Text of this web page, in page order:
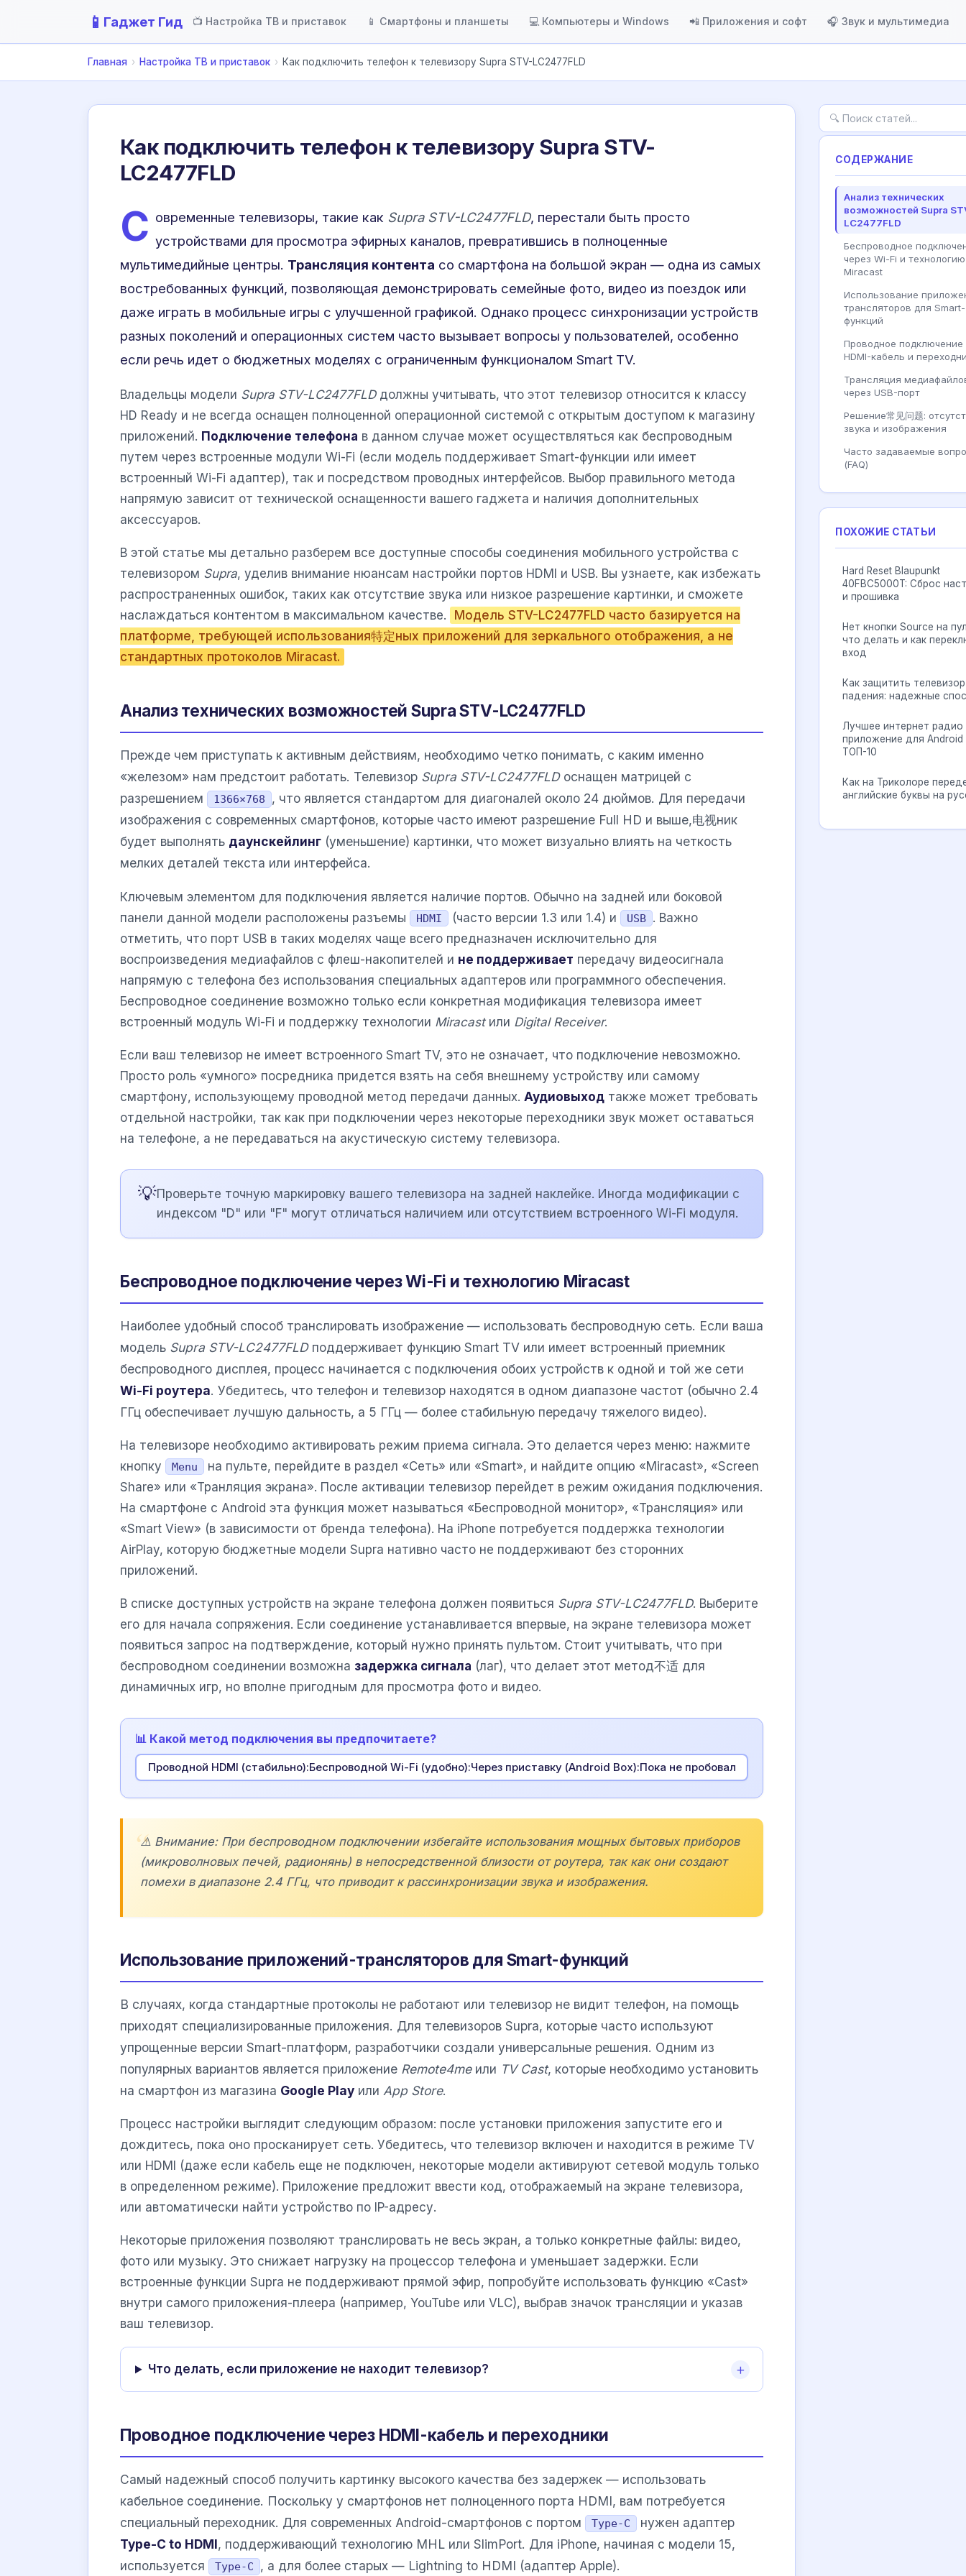
📱 Гаджет Гид 📺 Настройка ТВ и приставок 📱 Смартфоны и планшеты 💻 Компьютеры и Windows 📲 Приложения и софт 🎧 Звук и мультимедиа
Главная › Настройка ТВ и приставок › Как подключить телефон к телевизору Supra STV-LC2477FLD
Как подключить телефон к телевизору Supra STV-
LC2477FLD
С овременные телевизоры, такие как Supra STV-LC2477FLD, перестали быть просто
устройствами для просмотра эфирных каналов, превратившись в полноценные
мультимедийные центры. Трансляция контента со смартфона на большой экран — одна из самых
востребованных функций, позволяющая демонстрировать семейные фото, видео из поездок или
даже играть в мобильные игры с улучшенной графикой. Однако процесс синхронизации устройств
разных поколений и операционных систем часто вызывает вопросы у пользователей, особенно
если речь идет о бюджетных моделях с ограниченным функционалом Smart TV.
Владельцы модели Supra STV-LC2477FLDдолжны учитывать, что этот телевизор относится к классу
HD Ready и не всегда оснащен полноценной операционной системой с открытым доступом к магазину
приложений. Подключение телефона в данном случае может осуществляться как беспроводным
путем через встроенные модули Wi-Fi (если модель поддерживает Smart-функции или имеет
встроенный Wi-Fi адаптер), так и посредством проводных интерфейсов. Выбор правильного метода
напрямую зависит от технической оснащенности вашего гаджета и наличия дополнительных
аксессуаров.
В этой статье мы детально разберем все доступные способы соединения мобильного устройства с
телевизором Supra, уделив внимание нюансам настройки портов HDMI и USB. Вы узнаете, как избежать
распространенных ошибок, таких как отсутствие звука или низкое разрешение картинки, и сможете
наслаждаться контентом в максимальном качестве.
Модель STV-LC2477FLD часто базируется на
платформе, требующей использования特定ных приложений для зеркального отображения, а не
стандартных протоколов Miracast.
Анализ технических возможностей Supra STV-LC2477FLD
Прежде чем приступать к активным действиям, необходимо четко понимать, с каким именно
«железом» нам предстоит работать. Телевизор Supra STV-LC2477FLDоснащен матрицей с
разрешением
1366×768
, что является стандартом для диагоналей около 24 дюймов. Для передачи
изображения с современных смартфонов, которые часто имеют разрешение Full HD и выше,电视ник
будет выполнять даунскейлинг (уменьшение) картинки, что может визуально влиять на четкость
мелких деталей текста или интерфейса.
Ключевым элементом для подключения является наличие портов. Обычно на задней или боковой
панели данной модели расположены разъемы
HDMI (часто версии 1.3 или 1.4) и USB . Важно
отметить, что порт USB в таких моделях чаще всего предназначен исключительно для
воспроизведения медиафайлов с флеш-накопителей и не поддерживает передачу видеосигнала
напрямую с телефона без использования специальных адаптеров или программного обеспечения.
Беспроводное соединение возможно только если конкретная модификация телевизора имеет
встроенный модуль Wi-Fi и поддержку технологии Miracastили Digital Receiver.
Если ваш телевизор не имеет встроенного Smart TV, это не означает, что подключение невозможно.
Просто роль «умного» посредника придется взять на себя внешнему устройству или самому
смартфону, использующему проводной метод передачи данных. Аудиовыход также может требовать
отдельной настройки, так как при подключении через некоторые переходники звук может оставаться
на телефоне, а не передаваться на акустическую систему телевизора.
💡Проверьте точную маркировку вашего телевизора на задней наклейке. Иногда модификации с
индексом "D" или "F" могут отличаться наличием или отсутствием встроенного Wi-Fi модуля.
Беспроводное подключение через Wi-Fi и технологию Miracast
Наиболее удобный способ транслировать изображение — использовать беспроводную сеть. Если ваша
модель Supra STV-LC2477FLDподдерживает функцию Smart TV или имеет встроенный приемник
беспроводного дисплея, процесс начинается с подключения обоих устройств к одной и той же сети
Wi-Fi роутера. Убедитесь, что телефон и телевизор находятся в одном диапазоне частот (обычно 2.4
ГГц обеспечивает лучшую дальность, а 5 ГГц — более стабильную передачу тяжелого видео).
На телевизоре необходимо активировать режим приема сигнала. Это делается через меню: нажмите
кнопку
Menu
на пульте, перейдите в раздел «Сеть» или «Smart», и найдите опцию «Miracast», «Screen
Share» или «Транляция экрана». После активации телевизор перейдет в режим ожидания подключения.
На смартфоне с Android эта функция может называться «Беспроводной монитор», «Трансляция» или
«Smart View» (в зависимости от бренда телефона). На iPhone потребуется поддержка технологии
AirPlay, которую бюджетные модели Supra нативно часто не поддерживают без сторонних
приложений.
В списке доступных устройств на экране телефона должен появиться Supra STV-LC2477FLD. Выберите
его для начала сопряжения. Если соединение устанавливается впервые, на экране телевизора может
появиться запрос на подтверждение, который нужно принять пультом. Стоит учитывать, что при
беспроводном соединении возможна задержка сигнала (лаг), что делает этот метод不适 для
динамичных игр, но вполне пригодным для просмотра фото и видео.
📊 Какой метод подключения вы предпочитаете?
Проводной HDMI (стабильно):Беспроводной Wi-Fi (удобно):Через приставку (Android Box):Пока не пробовал
⚠️ Внимание: При беспроводном подключении избегайте использования мощных бытовых приборов
(микроволновых печей, радионянь) в непосредственной близости от роутера, так как они создают
помехи в диапазоне 2.4 ГГц, что приводит к рассинхронизации звука и изображения.
Использование приложений-трансляторов для Smart-функций
В случаях, когда стандартные протоколы не работают или телевизор не видит телефон, на помощь
приходят специализированные приложения. Для телевизоров Supra, которые часто используют
упрощенные версии Smart-платформ, разработчики создали универсальные решения. Одним из
популярных вариантов является приложение Remote4meили TV Cast, которые необходимо установить
на смартфон из магазина Google Play или App Store.
Процесс настройки выглядит следующим образом: после установки приложения запустите его и
дождитесь, пока оно просканирует сеть. Убедитесь, что телевизор включен и находится в режиме TV
или HDMI (даже если кабель еще не подключен, некоторые модели активируют сетевой модуль только
в определенном режиме). Приложение предложит ввести код, отображаемый на экране телевизора,
или автоматически найти устройство по IP-адресу.
Некоторые приложения позволяют транслировать не весь экран, а только конкретные файлы: видео,
фото или музыку. Это снижает нагрузку на процессор телефона и уменьшает задержки. Если
встроенные функции Supra не поддерживают прямой эфир, попробуйте использовать функцию «Cast»
внутри самого приложения-плеера (например, YouTube или VLC), выбрав значок трансляции и указав
ваш телевизор.
Что делать, если приложение не находит телевизор?
Проводное подключение через HDMI-кабель и переходники
Самый надежный способ получить картинку высокого качества без задержек — использовать
кабельное соединение. Поскольку у смартфонов нет полноценного порта HDMI, вам потребуется
специальный переходник. Для современных Android-смартфонов с портом
Type-C
нужен адаптер
Type-C to HDMI, поддерживающий технологию MHL или SlimPort. Для iPhone, начиная с модели 15,
используется
Type-C , а для более старых — Lightning to HDMI (адаптер Apple).
СОДЕРЖАНИЕ
Анализ технических
возможностей Supra
LC2477FLD
Беспроводное
через Wi-Fi и технологию
Miracast
Использование
трансляторов для Smart-
функций
Проводное подключение
HDMI-кабель и
Трансляция
через USB-порт
Решение常见问题:
звука и изображения
Часто задаваемые
(FAQ)
ПОХОЖИЕ СТАТЬИ
Hard Reset Blaupunkt
40FBC5000T: Сброс
и прошивка
Нет кнопки Source на
что делать и как
вход
Как защитить
падения: надежные
Лучшее интернет радио
приложение для Android
ТОП-10
Как на Триколоре
английские буквы на